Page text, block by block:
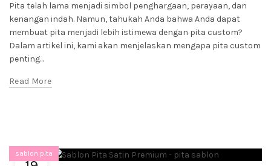
Pita telah lama menjadi simbol penghargaan, perayaan, dan
kenangan indah. Namun, tahukah Anda bahwa Anda dapat
membuat pita menjadi lebih istimewa dengan pita custom?
Dalam artikel ini, kami akan menjelaskan mengapa pita custom
penting...
Read More
sablon pita